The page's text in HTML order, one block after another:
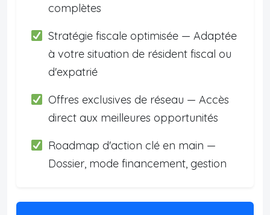
complètes
Stratégie fiscale optimisée — Adaptée
à votre situation de résident fiscal ou
d'expatrié
Offres exclusives de réseau — Accès
direct aux meilleures opportunités
Roadmap d'action clé en main —
Dossier, mode financement, gestion